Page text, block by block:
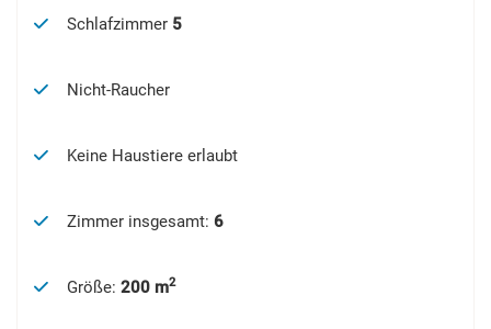
Schlafzimmer 5
Nicht-Raucher
Keine Haustiere erlaubt
Zimmer insgesamt: 6
Größe: 200 m2